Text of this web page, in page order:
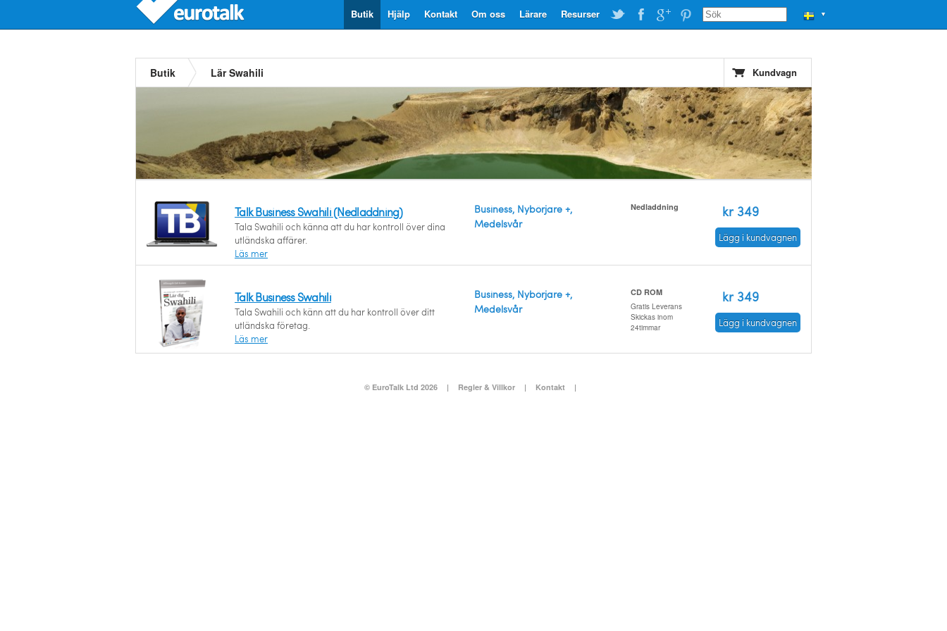
▼
Resurser
Lärare
Om oss
Kontakt
Hjälp
Butik
Butik Lär Swahili Kundvagn
Talk Business Swahili (Nedladdning)
Tala Swahili och känna att du har kontroll över dina
utländska affärer.
Läs mer
Business, Nybörjare +,
Medelsvår
Nedladdning kr 349
Lägg i kundvagnen
Talk Business Swahili
Tala Swahili och känn att du har kontroll över ditt
utländska företag.
Läs mer
Business, Nybörjare +,
Medelsvår
CD ROM
Gratis Leverans
Skickas inom
24timmar
kr 349
Lägg i kundvagnen
© EuroTalk Ltd 2026 | Regler & Villkor | Kontakt |